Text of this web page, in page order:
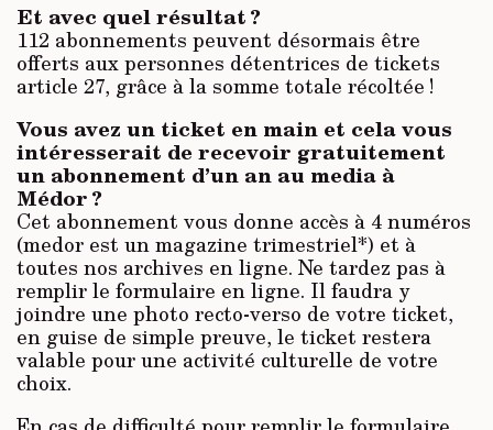
Et avec quel résultat ?
112 abonnements peuvent désormais être
offerts aux personnes détentrices de tickets
article 27, grâce à la somme totale récoltée !
Vous avez un ticket en main et cela vous
intéresserait de recevoir gratuitement
un abonnement d’un an au media à
Médor ?
Cet abonnement vous donne accès à 4 numéros
(medor est un magazine trimestriel*) et à
toutes nos archives en ligne. Ne tardez pas à
remplir le formulaire en ligne. Il faudra y
joindre une photo recto-verso de votre ticket,
en guise de simple preuve, le ticket restera
valable pour une activité culturelle de votre
choix.